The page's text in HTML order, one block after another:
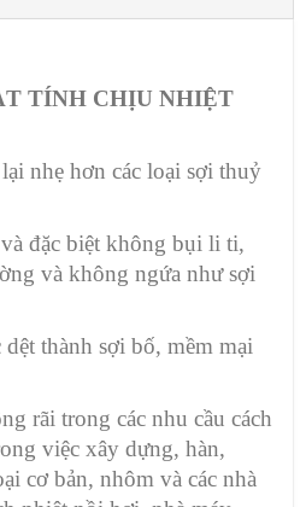
TÍNH CHỊU NHIỆT
nhẹ hơn các loại sợi thuỷ
đặc biệt không bụi li ti,
và không ngứa như sợi
thành sợi bố, mềm mại
rãi trong các nhu cầu cách
việc xây dựng, hàn,
cơ bản, nhôm và các nhà